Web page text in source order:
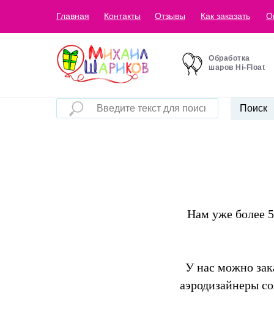
Главная Контакты Отзывы Как заказать
Обработка
шаров Hi-Float
Поиск
Нам уже более
У нас можно
аэродизайнеры